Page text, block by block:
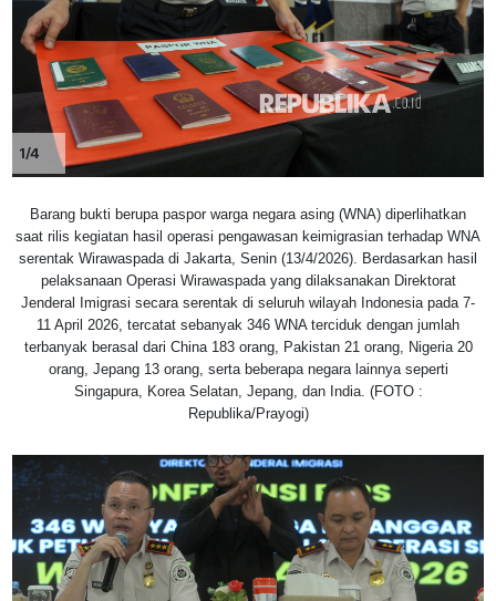
1/4
Barang bukti berupa paspor warga negara asing (WNA) diperlihatkan
saat rilis kegiatan hasil operasi pengawasan keimigrasian terhadap WNA
serentak Wirawaspada di Jakarta, Senin (13/4/2026). Berdasarkan hasil
pelaksanaan Operasi Wirawaspada yang dilaksanakan Direktorat
Jenderal Imigrasi secara serentak di seluruh wilayah Indonesia pada 7-
11 April 2026, tercatat sebanyak 346 WNA terciduk dengan jumlah
terbanyak berasal dari China 183 orang, Pakistan 21 orang, Nigeria 20
orang, Jepang 13 orang, serta beberapa negara lainnya seperti
Singapura, Korea Selatan, Jepang, dan India. (FOTO :
Republika/Prayogi)